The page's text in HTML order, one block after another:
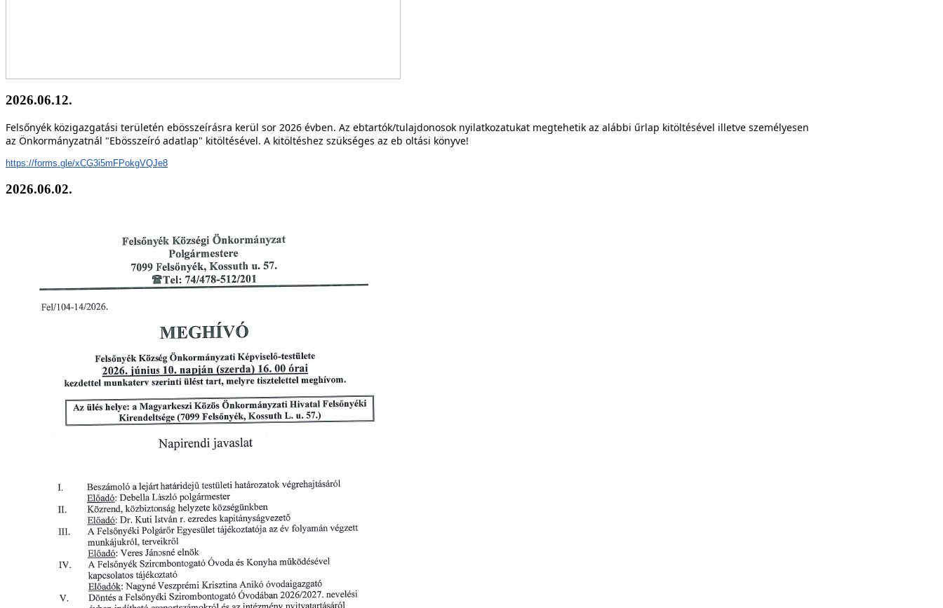
2026.06.12.
Felsőnyék közigazgatási területén ebösszeírásra kerül sor 2026 évben. Az ebtartók/tulajdonosok nyilatkozatukat megtehetik az alábbi űrlap kitöltésével illetve személyesen
az Önkormányzatnál "Ebösszeíró adatlap" kitöltésével. A kitöltéshez szükséges az eb oltási könyve!
https://forms.gle/xCG3i5mFPokgVQJe8
2026.06.02.